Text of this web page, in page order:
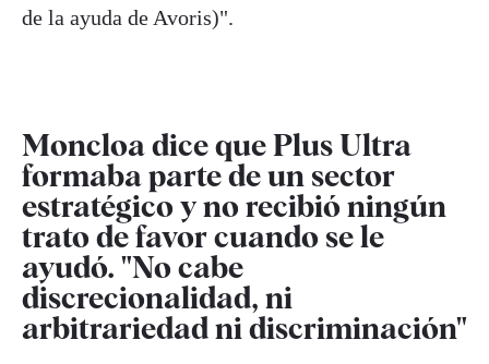
de la ayuda de Avoris)".
Moncloa dice que Plus Ultra
formaba parte de un sector
estratégico y no recibió ningún
trato de favor cuando se le
ayudó. "No cabe
discrecionalidad, ni
arbitrariedad ni discriminación"